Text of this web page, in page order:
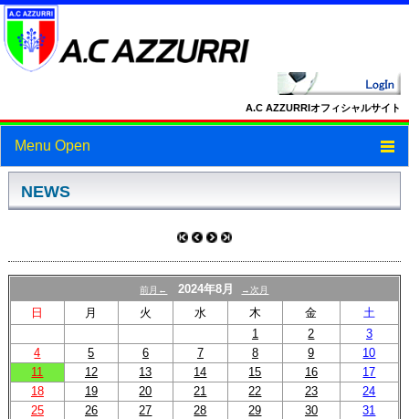
A.C AZZURRIオフィシャルサイト
Menu Open
トップ
スケジュール
ブログ
プロフィール
NEWS
前月← 2024年8月 →次月
日 月 火 水 木 金
土
1
2
3
4
5 6 7 8 9
10
11
12 13 14 15 16
17
18
19 20 21 22 23
24
25
26 27 28 29 30 31